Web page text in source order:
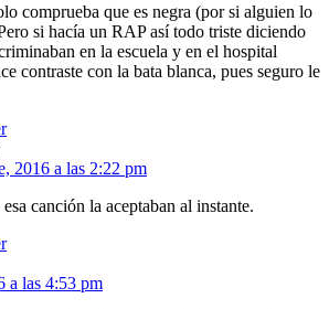
comprueba que es negra (por si alguien lo
si hacía un RAP así todo triste diciendo
en la escuela y en el hospital
contraste con la bata blanca, pues seguro le
2016 a las 2:22 pm
canción la aceptaban al instante.
a las 4:53 pm